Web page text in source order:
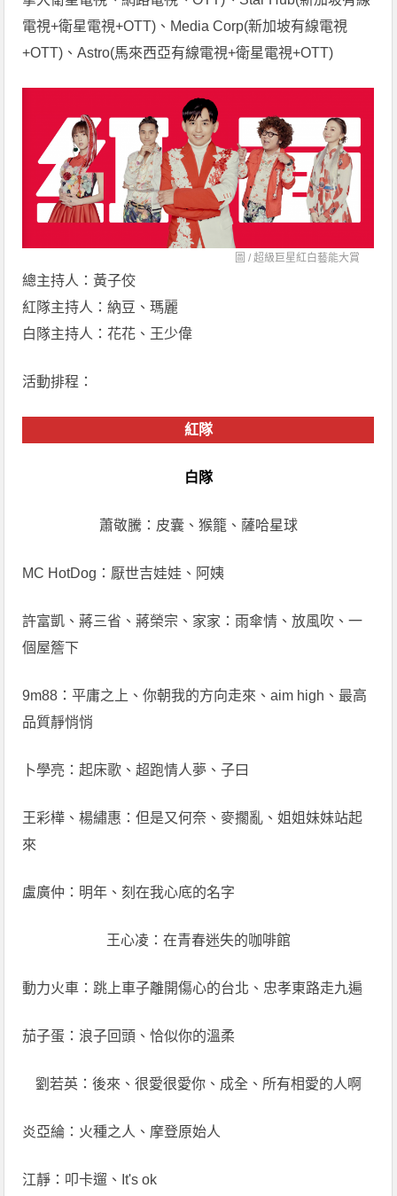
電視+衛星電視+OTT)、Media Corp(新加坡有線電視
+OTT)、Astro(馬來西亞有線電視+衛星電視+OTT)
圖 /超級巨星紅白藝能大賞
總主持人：黃子佼
紅隊主持人：納豆、瑪麗
白隊主持人：花花、王少偉
活動排程：
紅隊
白隊
蕭敬騰：皮囊、猴籠、薩哈星球
MC HotDog：厭世吉娃娃、阿姨
許富凱、蔣三省、蔣榮宗、家家：雨傘情、放風吹、一
個屋簷下
9m88：平庸之上、你朝我的方向走來、aim high、最高
品質靜悄悄
卜學亮：起床歌、超跑情人夢、子曰
王彩樺、楊繡惠：但是又何奈、麥擱亂、姐姐妹妹站起
來
盧廣仲：明年、刻在我心底的名字
王心凌：在青春迷失的咖啡館
動力火車：跳上車子離開傷心的台北、忠孝東路走九遍
茄子蛋：浪子回頭、恰似你的溫柔
劉若英：後來、很愛很愛你、成全、所有相愛的人啊
炎亞綸：火種之人、摩登原始人
江靜：叩卡遛、It's ok